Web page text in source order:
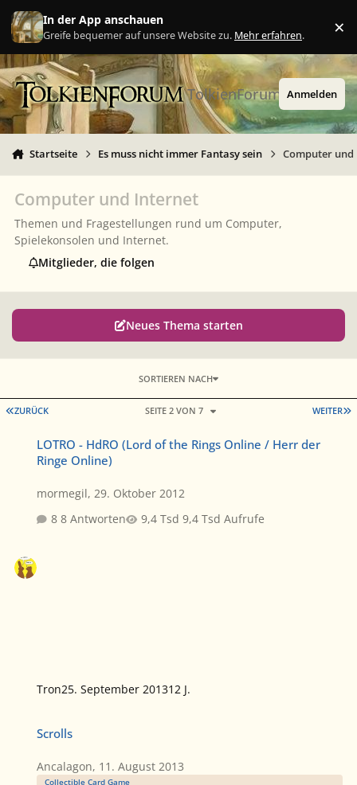
Zu Inhalt springen
In der App anschauen
Greife bequemer auf unsere Website zu. Mehr erfahren. ×
TolkienForum Anmelden
Startseite Es muss nicht immer Fantasy sein Computer
Computer und Internet
Themen und Fragestellungen rund um Computer,
Spielekonsolen und Internet.
Mitglieder, die folgen
Neues Thema starten
ERSTE SEITE
ZURÜCK WEITER
SEITE 2 VON 7
SORTIEREN NACH
LOTRO - HdRO (Lord of the Rings Online / Herr der
Ringe Online)
mormegil,29. Oktober 2012
8 Antworten
9,4 Tsd Aufrufe
Tron25. September 201312 J.
Scrolls
Ancalagon, 11. August 2013
Collectible Card Game